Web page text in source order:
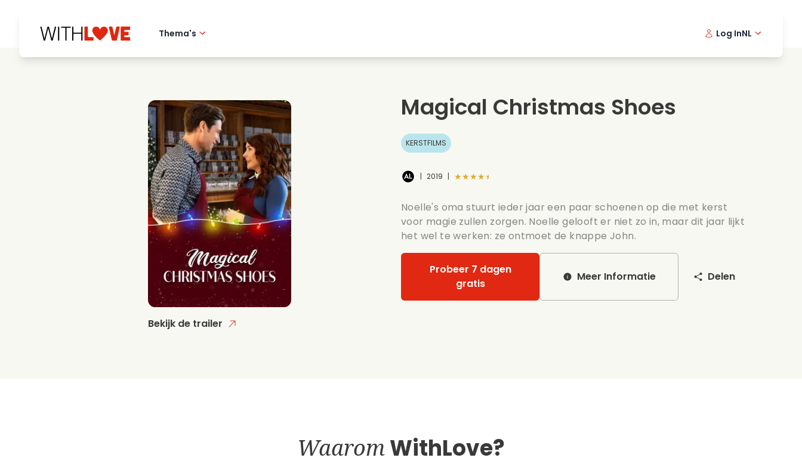
Thema's
Mysteries
Zomerse films
Date films
Romantische series
Bruiloft
Log InNL
Bekijk de trailer
Magical Christmas Shoes
KERSTFILMS
| 2019 | ★★★★★
Noelle's oma stuurt ieder jaar een paar schoenen op die met kerst
voor magie zullen zorgen. Noelle gelooft er niet zo in, maar dit jaar lijkt
het wel te werken: ze ontmoet de knappe John.
Probeer 7 dagen
gratis
Meer Informatie Delen
WaaromWithLove?